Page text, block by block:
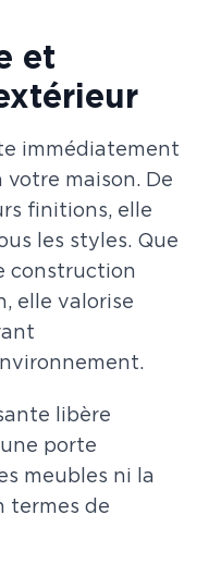
et
immédiatement
maison. De
finitions, elle
les styles. Que
construction
elle valorise
libère
une porte
meubles ni la
termes de